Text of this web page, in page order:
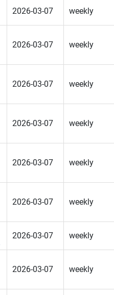
2026-03-07 weekly
2026-03-07 weekly
2026-03-07 weekly
2026-03-07 weekly
2026-03-07 weekly
2026-03-07 weekly
2026-03-07 weekly
2026-03-07 weekly